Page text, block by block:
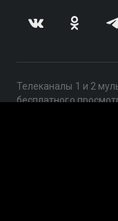
Телеканалы 1 и 2
бесплатного